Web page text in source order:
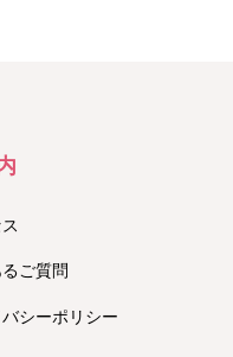
ご質問
シーポリシー